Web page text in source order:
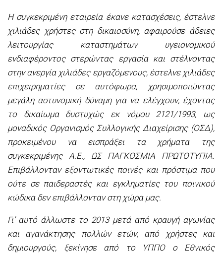
Η συγκεκριμένη εταιρεία έκανε κατασχέσεις, έστελνε
χιλιάδες χρήστες στη δικαιοσύνη, αφαιρούσε άδειες
λειτουργίας καταστημάτων υγειονομικού
ενδιαφέροντος στερώντας εργασία και στέλνοντας
στην ανεργία χιλιάδες εργαζόμενους, έστελνε χιλιάδες
επιχειρηματίες σε αυτόφωρα, χρησιμοποιώντας
μεγάλη αστυνομική δύναμη για να ελέγχουν, έχοντας
το δικαίωμα δυστυχώς εκ νόμου 2121/1993, ως
μοναδικός Οργανισμός Συλλογικής Διαχείρισης (ΟΣΔ),
προκειμένου να εισπράξει τα χρήματα της
συγκεκριμένης Α.Ε., ΩΣ ΠΑΓΚΟΣΜΙΑ ΠΡΩΤΟΤΥΠΙΑ.
Επιβάλλονταν εξοντωτικές ποινές και πρόστιμα που
ούτε σε παιδεραστές και εγκληματίες του ποινικού
κώδικα δεν επιβάλλονταν στη χώρα μας.
Γι’ αυτό άλλωστε το 2013 μετά από κραυγή αγωνίας
και αγανάκτησης πολλών ετών, από χρήστες και
δημιουργούς, ξεκίνησε από το ΥΠΠΟ ο Εθνικός